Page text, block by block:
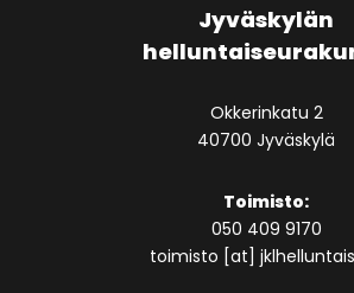
Jyväskylän
Okkerinkatu 2
40700 Jyväskylä
Toimisto:
050 409 9170
toimisto [at]